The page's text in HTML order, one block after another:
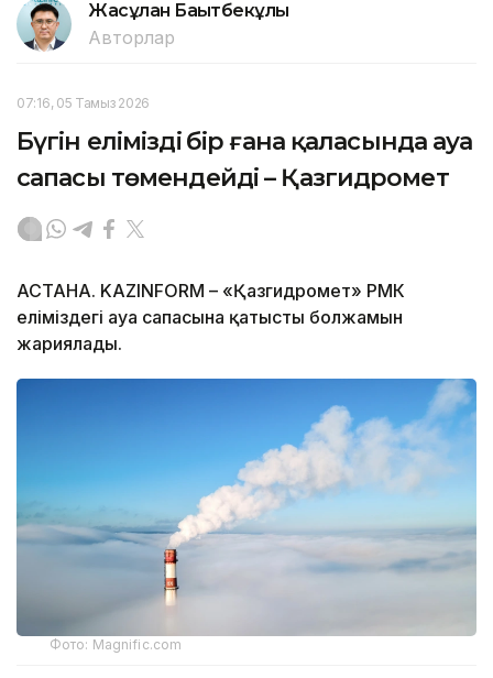
Жасұлан Бақытбекұлы
Авторлар
07:16, 05 Тамыз 2026
Бүгін еліміздің бір ғана қаласында ауа
сапасы төмендейді – Қазгидромет
АСТАНА. KAZINFORM – «Қазгидромет» РМК
еліміздегі ауа сапасына қатысты болжамын
жариялады.
Фото: Magnific.com